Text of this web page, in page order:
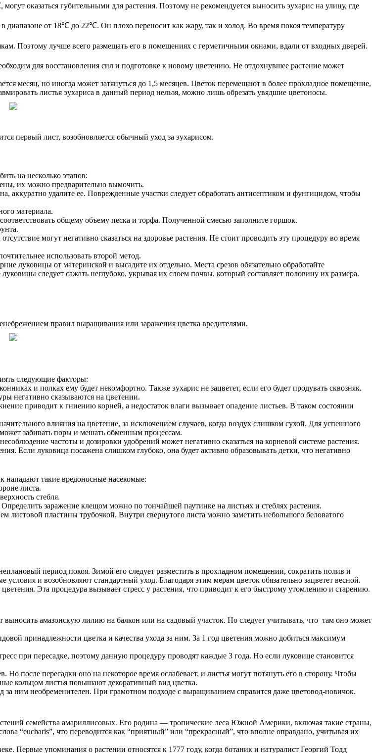
оказаться губительными для растения. Поэтому не рекомендуется выносить эухарис на улицу, где
диапазоне от 18℃ до 22℃. Он плохо переносит как жару, так и холод. Во время покоя температуру
Поэтому лучше всего размещать его в помещениях с герметичными окнами, вдали от входных дверей.
для восстановления сил и подготовке к новому цветению. Не отдохнувшее растение может
месяц, но иногда может затянуться до 1,5 месяцев. Цветок перемещают в более прохладное помещение,
листья эухариса в данный период нельзя, можно лишь обрезать увядшие цветоносы.
первый лист, возобновляется обычный уход за эухарисом.
на несколько этапов:
их можно предварительно вымочить.
удалите ее. Поврежденные участки следует обработать антисептиком и фунгицидом, чтобы
материала.
общему объему песка и торфа. Полученной смесью заполните горшок.
могут негативно сказаться на здоровье растения. Не стоит проводить эту процедуру во время
использовать второй метод.
луковицы от материнской и высадите их отдельно. Места срезов обязательно обработайте
следует сажать неглубоко, укрывая их слоем почвы, который составляет половину их размера.
правил выращивания или заражения цветка вредителями.
следующие факторы:
и полках ему будет некомфортно. Также эухарис не зацветет, если его будет продувать сквозняк.
негативно сказываются на цветении.
приводит к гниению корней, а недостаток влаги вызывает опадение листьев. В таком состоянии
влияния на цветение, за исключением случаев, когда воздух слишком сухой. Для успешного
забивать поры и мешать обменным процессам.
частоты и дозировки удобрений может негативно сказаться на корневой системе растения.
Если луковица посажена слишком глубоко, она будет активно образовывать детки, что негативно
нападают такие вредоносные насекомые:
листа.
стебля.
заражение клещом можно по тончайшей паутинке на листьях и стеблях растения.
пластины трубочкой. Внутри свернутого листа можно заметить небольшого беловатого
период покоя. Зимой его следует разместить в прохладном помещении, сократить полив и
и возобновляют стандартный уход. Благодаря этим мерам цветок обязательно зацветет весной.
Эта процедура вызывает стресс у растения, что приводит к его быстрому утомлению и старению.
амазонскую лилию на балкон или на садовый участок. Но следует учитывать, что там оно может
принадлежности цветка и качества ухода за ним. За 1 год цветения можно добиться максимум
при пересадке, поэтому данную процедуру проводят каждые 3 года. Но если луковице становится
после пересадки оно на некоторое время ослабевает, и листья могут потянуть его в сторону. Чтобы
кольцом листья повышают декоративный вид цветка.
ним необременителен. При грамотном подходе с выращиванием справится даже цветовод-новичок.
семейства амариллисовых. Его родина — тропические леса Южной Америки, включая такие страны,
“eucharis”, что переводится как “приятный” или “прекрасный”, что вполне оправдано, учитывая их
Первые упоминания о растении относятся к 1777 году, когда ботаник и натуралист Георгий Тодд